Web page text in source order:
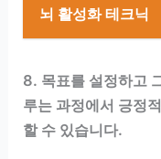
뇌 활성화 테크닉
8. 목표를 설정하고
루는 과정에서 긍정
할 수 있습니다.